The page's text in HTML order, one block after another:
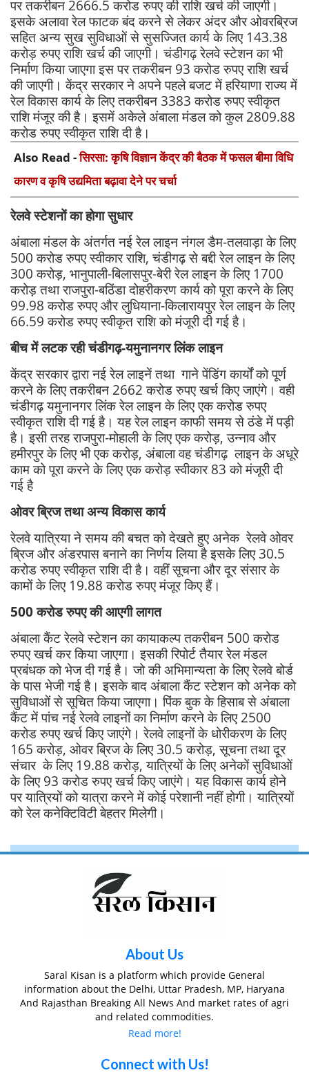
पर तकरीबन 2666.5 करोड रुपए की राशि खर्च की जाएगी।
इसके अलावा रेल फाटक बंद करने से लेकर अंदर और ओवरब्रिज
सहित अन्य सुख सुविधाओं से सुसज्जित कार्य के लिए 143.38
करोड़ रुपए राशि खर्च की जाएगी। चंडीगढ़ रेलवे स्टेशन का भी
निर्माण किया जाएगा इस पर तकरीबन 93 करोड रुपए राशि खर्च
की जाएगी। केंद्र सरकार ने अपने पहले बजट में हरियाणा राज्य में
रेल विकास कार्य के लिए तकरीबन 3383 करोड रुपए स्वीकृत
राशि मंजूर की है। इसमें अकेले अंबाला मंडल को कुल 2809.88
करोड रुपए स्वीकृत राशि दी है।
Also Read -सिरसा: कृषि विज्ञान केंद्र की बैठक में फसल बीमा विधि
कारण व कृषि उद्यमिता बढ़ावा देने पर चर्चा
रेलवे स्टेशनों का होगा सुधार
अंबाला मंडल के अंतर्गत नई रेल लाइन नंगल डैम-तलवाड़ा के लिए
500 करोड रुपए स्वीकार राशि, चंडीगढ़ से बद्दी रेल लाइन के लिए
300 करोड़, भानुपाली-बिलासपुर-बेरी रेल लाइन के लिए 1700
करोड़ तथा राजपुरा-बठिंडा दोहरीकरण कार्य को पूरा करने के लिए
99.98 करोड रुपए और लुधियाना-किलारायपुर रेल लाइन के लिए
66.59 करोड रुपए स्वीकृत राशि को मंजूरी दी गई है।
बीच में लटक रही चंडीगढ़-यमुनानगर लिंक लाइन
केंद्र सरकार द्वारा नई रेल लाइनें तथा गाने पेंडिंग कार्यों को पूर्ण
करने के लिए तकरीबन 2662 करोड रुपए खर्च किए जाएंगे। वही
चंडीगढ़ यमुनानगर लिंक रेल लाइन के लिए एक करोड रुपए
स्वीकृत राशि दी गई है। यह रेल लाइन काफी समय से ठंडे में पड़ी
है। इसी तरह राजपुरा-मोहाली के लिए एक करोड़, उन्नाव और
हमीरपुर के लिए भी एक करोड़, अंबाला वह चंडीगढ़ लाइन के अधूरे
काम को पूरा करने के लिए एक करोड़ स्वीकार 83 को मंजूरी दी
गई है
ओवर ब्रिज तथा अन्य विकास कार्य
रेलवे यात्रिया ने समय की बचत को देखते हुए अनेक रेलवे ओवर
ब्रिज और अंडरपास बनाने का निर्णय लिया है इसके लिए 30.5
करोड रुपए स्वीकृत राशि दी है। वहीं सूचना और दूर संसार के
कामों के लिए 19.88 करोड रुपए मंजूर किए हैं।
500 करोड रुपए की आएगी लागत
अंबाला कैंट रेलवे स्टेशन का कायाकल्प तकरीबन 500 करोड
रुपए खर्च कर किया जाएगा। इसकी रिपोर्ट तैयार रेल मंडल
प्रबंधक को भेज दी गई है। जो की अभिमान्यता के लिए रेलवे बोर्ड
के पास भेजी गई है। इसके बाद अंबाला कैंट स्टेशन को अनेक को
सुविधाओं से सूचित किया जाएगा। पिंक बुक के हिसाब से अंबाला
कैंट में पांच नई रेलवे लाइनों का निर्माण करने के लिए 2500
करोड रुपए खर्च किए जाएंगे। रेलवे लाइनों के धोरीकरण के लिए
165 करोड़, ओवर ब्रिज के लिए 30.5 करोड़, सूचना तथा दूर
संचार के लिए 19.88 करोड़, यात्रियों के लिए अनेकों सुविधाओं
के लिए 93 करोड रुपए खर्च किए जाएंगे। यह विकास कार्य होने
पर यात्रियों को यात्रा करने में कोई परेशानी नहीं होगी। यात्रियों
को रेल कनेक्टिविटी बेहतर मिलेगी।
About Us
Saral Kisan is a platform which provide General
information about the Delhi, Uttar Pradesh, MP, Haryana
And Rajasthan Breaking All News And market rates of agri
and related commodities.
Read more!
Connect with Us!